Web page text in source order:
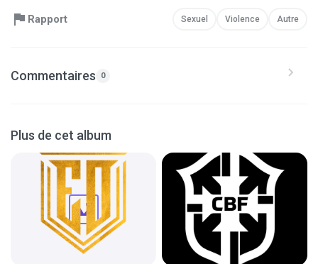
Rapport Sexuel Violence Autre
Commentaires 0
Plus de cet album